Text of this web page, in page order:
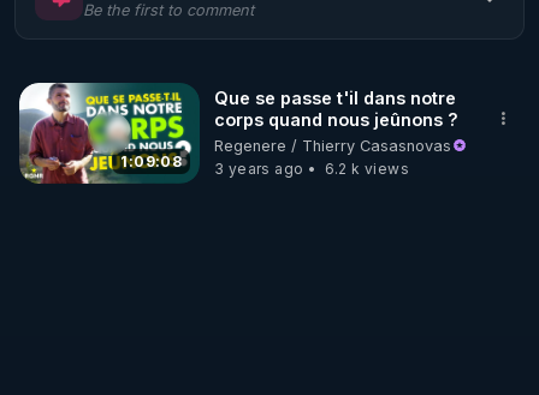
🌱 LE MAGAZINE RÉGÉNÈRE
🌱 LA BOUTIQUE DU MAGAZINE
Pour obtenir les anciens numéros que vous avez
Be the first to comment
1:09:08
Que se passe t'il dans notre
corps quand nous jeûnons ?
Regenere / Thierry Casasnovas
3 years ago
6.2 k views